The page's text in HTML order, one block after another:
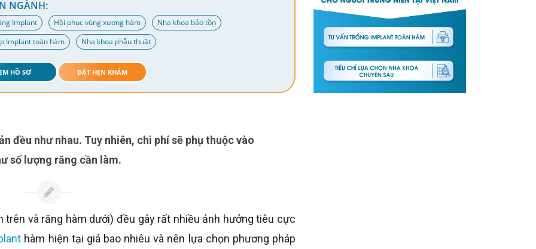
NGÀNH:
Implant Hồi phục vùng xương hàm
Nha khoa bảo tồn
Implant toàn hàm
Nha khoa phẫu thuật
HỒ SƠ ĐẶT HẸN KHÁM
số lượng răng cần làm.
hàm hiện tại giá bao nhiêu và nên lựa chọn phương pháp